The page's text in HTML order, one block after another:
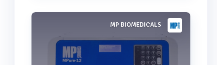
Voir plus
MP BIOMEDICALS